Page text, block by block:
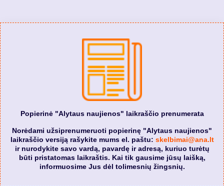
Popierinė "Alytaus naujienos" laikraščio prenumerata
Norėdami užsiprenumeruoti popierinę "Alytaus naujienos"
laikraščio versiją rašykite mums el. paštu: skelbimai@ana.lt
ir nurodykite savo vardą, pavardę ir adresą, kuriuo turėtų
būti pristatomas laikraštis. Kai tik gausime jūsų laišką,
informuosime Jus dėl tolimesnių žingsnių.